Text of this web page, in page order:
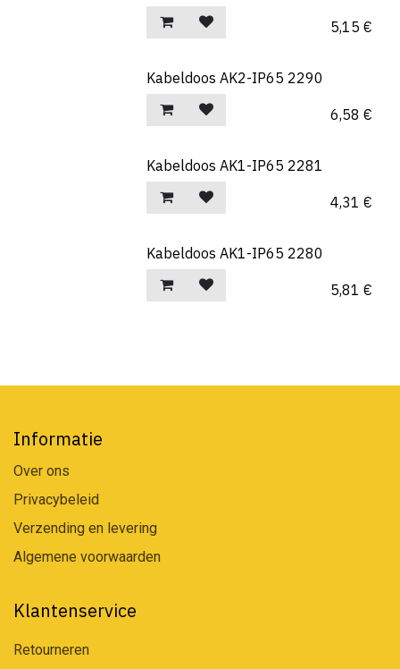
5,15 €
Kabeldoos AK2-IP65 2290
6,58 €
Kabeldoos AK1-IP65 2281
4,31 €
Kabeldoos AK1-IP65 2280
5,81 €
Informatie
Over ons
Privacybeleid
Verzending en levering
Algemene voorwaarden
Klantenservice
Retourneren